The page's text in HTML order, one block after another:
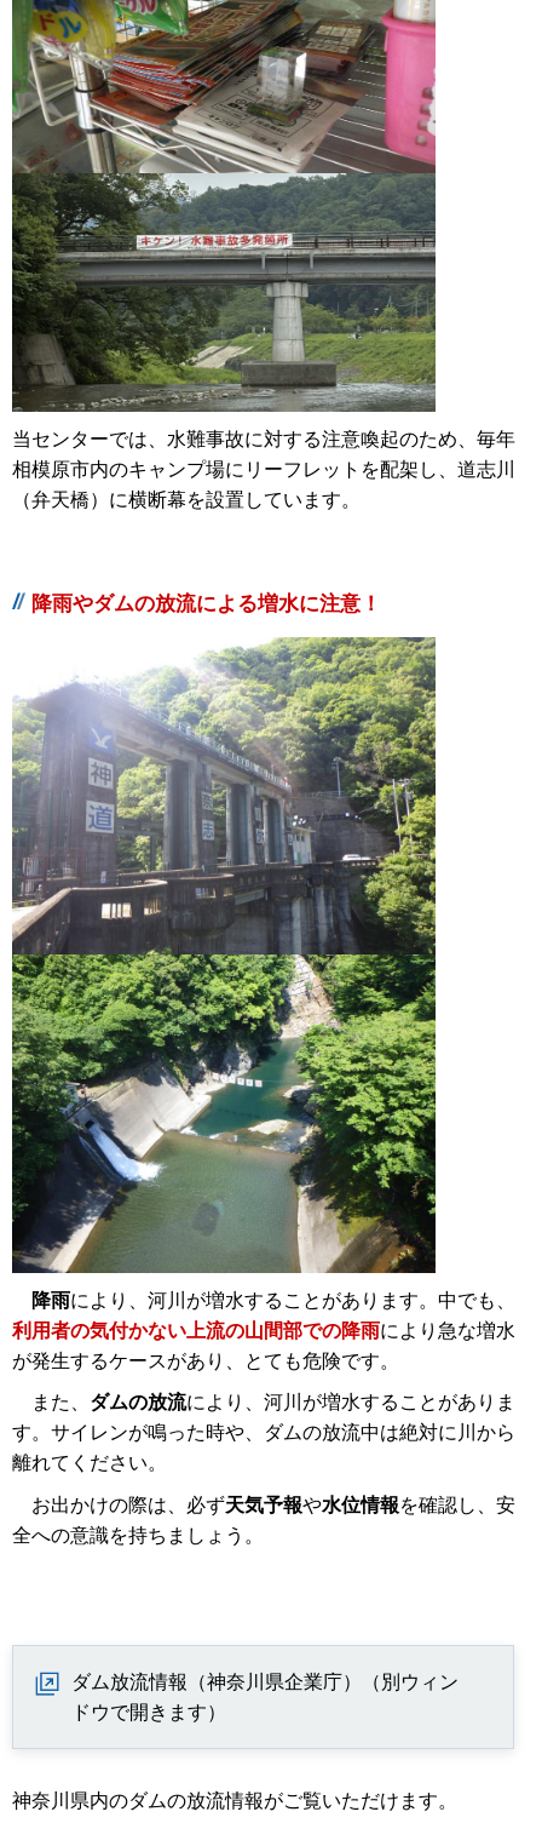
当センターでは、水難事故に対する注意喚起のため、毎年
相模原市内のキャンプ場にリーフレットを配架し、道志川
（弁天橋）に横断幕を設置しています。
降雨やダムの放流による増水に注意！
降雨により、河川が増水することがあります。中でも、
利用者の気付かない上流の山間部での降雨により急な増水
が発生するケースがあり、とても危険です。
また、 ダムの放流により、河川が増水することがありま
す。サイレンが鳴った時や、ダムの放流中は絶対に川から
離れてください。
お出かけの際は、必ず天気予報や水位情報を確認し、安
全への意識を持ちましょう。
ダム放流情報（神奈川県企業庁）（別ウィン
ドウで開きます）
神奈川県内のダムの放流情報がご覧いただけます。